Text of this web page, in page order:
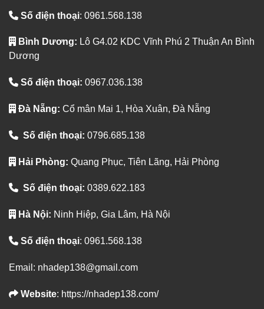
Số điện thoại: 0961.568.138
Bình Dương: Lô G4.02 KDC Vĩnh Phú 2 Thuận An Bình
Dương
Số điện thoại: 0967.036.138
Đà Nẵng: Cổ mân Mai 1, Hòa Xuân, Đà Nẵng
Số điện thoại: 0796.685.138
Hải Phòng: Quang Phục, Tiên Lãng, Hải Phòng
Số điện thoại: 0389.622.183
Hà Nội: Ninh Hiệp, Gia Lâm, Hà Nội
Số điện thoại: 0961.568.138
Email: nhadep138@gmail.com
Website: https://nhadep138.com/